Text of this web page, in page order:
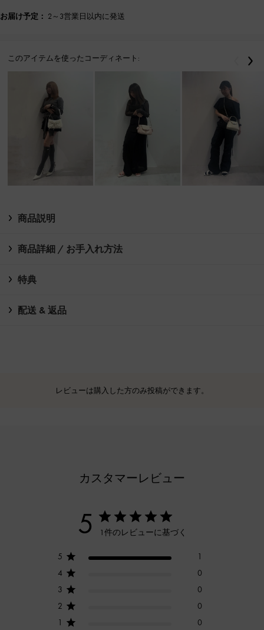
お届け予定： 2～3営業日以内に発送
このアイテムを使ったコーディネート: 戻る
商品説明
商品詳細 / お手入れ方法
特典
配送 & 返品
レビューは購入した方のみ投稿ができます。
カスタマーレビュー
5 1件のレビューに基づく
5
1
4
0
3
0
2
0
1
0